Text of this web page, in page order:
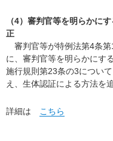
（4）審判官等を明らかに
正
審判官等が特例法第4条第
に、審判官等を明らかにす
施行規則第23条の3につい
え、生体認証による方法を
詳細は こちら